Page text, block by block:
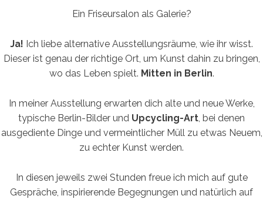
Ein Friseursalon als Galerie?
Ja! Ich liebe alternative Ausstellungsräume, wie ihr wisst.
Dieser ist genau der richtige Ort, um Kunst dahin zu bringen,
wo das Leben spielt. Mitten in Berlin.
In meiner Ausstellung erwarten dich alte und neue Werke,
typische Berlin-Bilder und Upcycling-Art, bei denen
ausgediente Dinge und vermeintlicher Müll zu etwas Neuem,
zu echter Kunst werden.
In diesen jeweils zwei Stunden freue ich mich auf gute
Gespräche, inspirierende Begegnungen und natürlich auf